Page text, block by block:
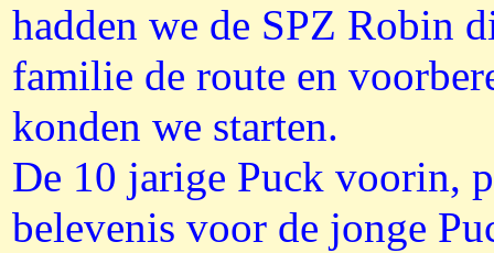
hadden we de SPZ Robin
familie de route en
konden we starten.
De 10 jarige Puck voorin,
belevenis voor de jonge